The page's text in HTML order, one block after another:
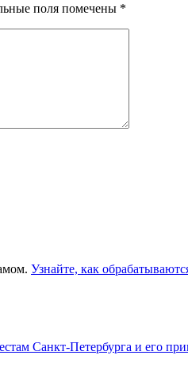
поля помечены *
Узнайте, как
Санкт-Петербурга и его